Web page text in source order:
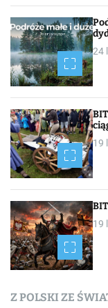
c
j
a
p
o
w
p
i
s
a
24
19
19
Z POLSKI ZE